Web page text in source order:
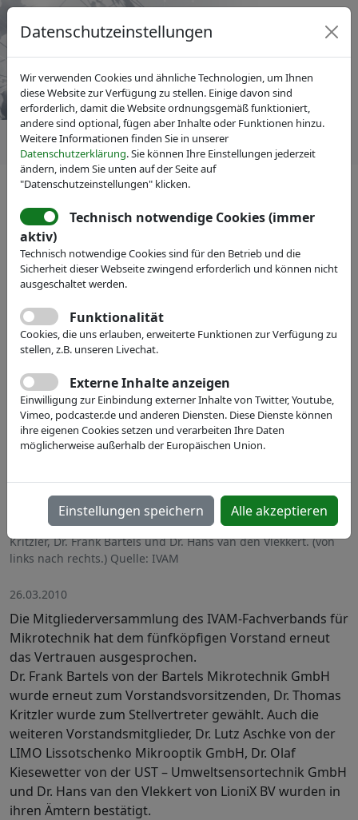
IVAM Fachverband für Mikrotechnik
Pressemitteilungen
Vorstand wiedergewählt!
Der neu gewählte Vorstand des IVAM Fachverbands für
Mikrotechnik: Dr. Olaf Kiesewetter, Dr. Lutz Aschke, Dr. Thomas
Kritzler, Dr. Frank Bartels und Dr. Hans van den Vlekkert. (von
links nach rechts.) Quelle: IVAM
26.03.2010
Die Mitgliederversammlung des IVAM-Fachverbands für
Mikrotechnik hat dem fünfköpfigen Vorstand erneut
das Vertrauen ausgesprochen.
Dr. Frank Bartels von der Bartels Mikrotechnik GmbH
wurde erneut zum Vorstandsvorsitzenden, Dr. Thomas
Kritzler wurde zum Stellvertreter gewählt. Auch die
weiteren Vorstandsmitglieder, Dr. Lutz Aschke von der
LIMO Lissotschenko Mikrooptik GmbH, Dr. Olaf
Kiesewetter von der UST – Umweltsensortechnik GmbH
und Dr. Hans van den Vlekkert von LioniX BV wurden in
ihren Ämtern bestätigt.
Datenschutzeinstellungen
Wir verwenden Cookies und ähnliche Technologien, um Ihnen
diese Website zur Verfügung zu stellen. Einige davon sind
erforderlich, damit die Website ordnungsgemäß funktioniert,
andere sind optional, fügen aber Inhalte oder Funktionen hinzu.
Weitere Informationen finden Sie in unserer
Datenschutzerklärung. Sie können Ihre Einstellungen jederzeit
ändern, indem Sie unten auf der Seite auf
"Datenschutzeinstellungen" klicken.
Technisch notwendige Cookies (immer
aktiv)
Technisch notwendige Cookies sind für den Betrieb und die
Sicherheit dieser Webseite zwingend erforderlich und können nicht
ausgeschaltet werden.
Funktionalität
Cookies, die uns erlauben, erweiterte Funktionen zur Verfügung zu
stellen, z.B. unseren Livechat.
Externe Inhalte anzeigen
Einwilligung zur Einbindung externer Inhalte von Twitter, Youtube,
Vimeo, podcaster.de und anderen Diensten. Diese Dienste können
ihre eigenen Cookies setzen und verarbeiten Ihre Daten
möglicherweise außerhalb der Europäischen Union.
Einstellungen speichern Alle akzeptieren